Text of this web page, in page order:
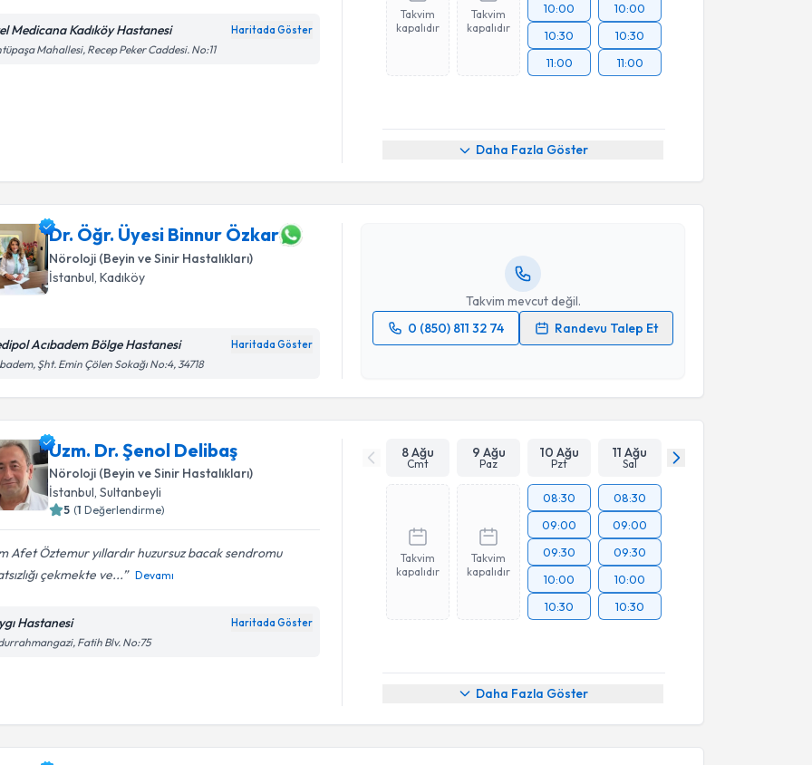
Medicana Kadıköy Hastanesi Haritada Göster
Mahallesi, Recep Peker Caddesi. No:11
Takvim
kapalıdır
Takvim
kapalıdır
10:00
10:30
11:00
10:00
10:30
11:00
Daha Fazla Göster
Dr. Öğr. Üyesi Binnur Özkar
Nöroloji (Beyin ve Sinir Hastalıkları)
İstanbul , Kadıköy
Acıbadem Bölge Hastanesi Haritada Göster
Şht. Emin Çölen Sokağı No:4, 34718
Takvim mevcut değil.
0 (850) 811 32 74
Randevu Talep Et
Randevu Takvimi Talebi
Takvim Talebini Gönder
Uzm. Dr. Şenol Delibaş
Nöroloji (Beyin ve Sinir Hastalıkları)
İstanbul , Sultanbeyli
5 (1 Değerlendirme)
Afet Öztemur yıllardır huzursuz bacak sendromu
çekmekte ve...
Devamı
Hastanesi Haritada Göster
Fatih Blv. No:75
8 Ağu
Cmt
9 Ağu
Paz
10 Ağu
Pzt
11 Ağu
Sal
Takvim
kapalıdır
Takvim
kapalıdır
08:30
09:00
09:30
10:00
10:30
08:30
09:00
09:30
10:00
10:30
Daha Fazla Göster